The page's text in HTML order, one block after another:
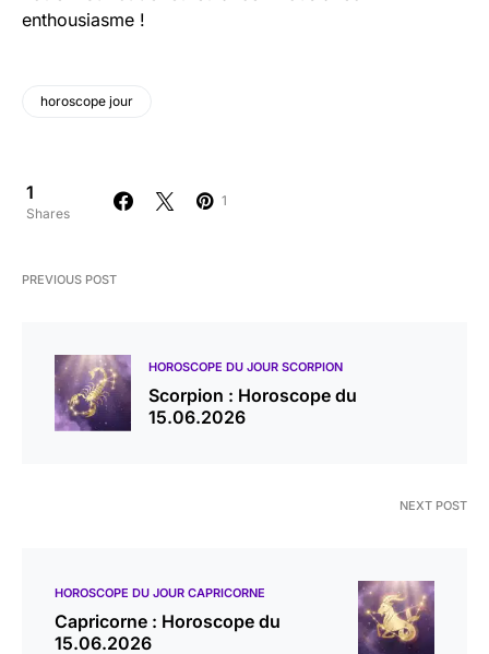
enthousiasme !
horoscope jour
1
Shares
1
PREVIOUS POST
HOROSCOPE DU JOUR SCORPION
Scorpion : Horoscope du
15.06.2026
NEXT POST
HOROSCOPE DU JOUR CAPRICORNE
Capricorne : Horoscope du
15.06.2026